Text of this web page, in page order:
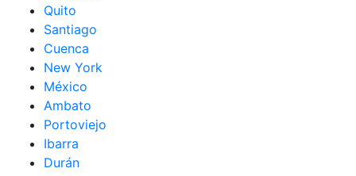
Quito
Santiago
Cuenca
New York
México
Ambato
Portoviejo
Ibarra
Durán